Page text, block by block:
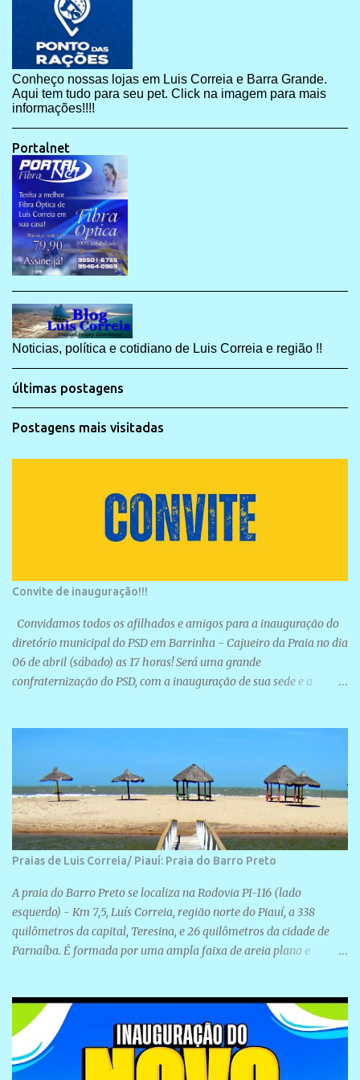
Conheço nossas lojas em Luis Correia e Barra Grande.
Aqui tem tudo para seu pet. Click na imagem para mais
informações!!!!
Portalnet
Noticias, política e cotidiano de Luis Correia e região !!
últimas postagens
Postagens mais visitadas
Convite de inauguração!!!
Convidamos todos os afilhados e amigos para a inauguração do
diretório municipal do PSD em Barrinha - Cajueiro da Praia no dia
06 de abril (sábado) as 17 horas! Será uma grande
confraternização do PSD, com a inauguração de sua sede e a
Praias de Luis Correia/ Piauí: Praia do Barro Preto
A praia do Barro Preto se localiza na Rodovia PI-116 (lado
esquerdo) - Km 7,5, Luís Correia, região norte do Piauí, a 338
quilômetros da capital, Teresina, e 26 quilômetros da cidade de
Parnaíba. É formada por uma ampla faixa de areia plana e
devido ao extensivo molhe de pedras que não chegam a 2 metros
de altura, não apresentando dunas em seu espaço geográfico. Não
se sabe ao certo porque a praia leva esse nome, e muitas das suas
historias foram esquecidas ao longo do tempo. A praia é